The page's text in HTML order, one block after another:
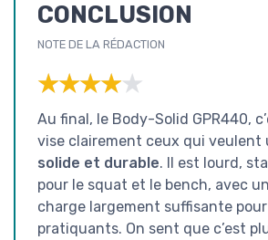
CONCLUSION
NOTE DE LA RÉDACTION
★★★★★
★★★★★
Au final, le Body-Solid GPR440,
vise clairement ceux qui veulent
solide et durable. Il est lourd,
pour le squat et le bench, avec
charge largement suffisante
pratiquants. On sent que c’est